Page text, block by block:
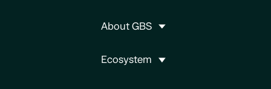
About GBS
Ecosystem